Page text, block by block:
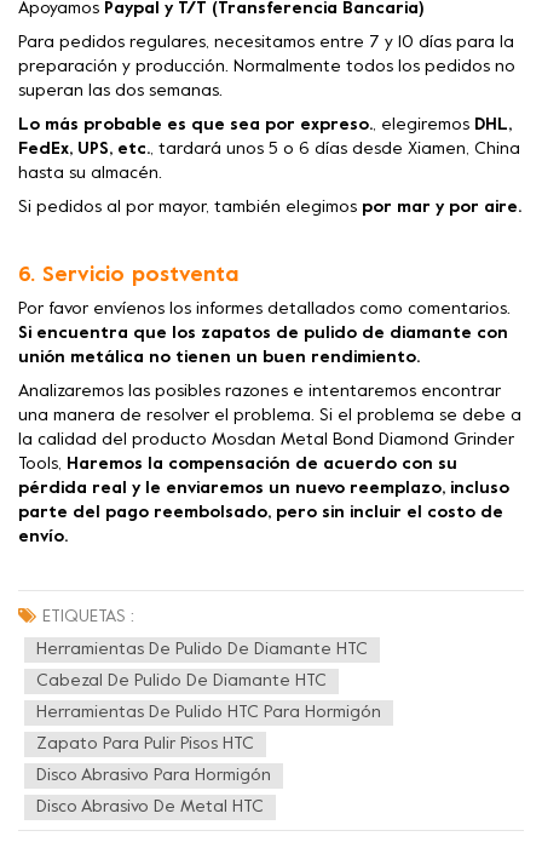
Apoyamos Paypal y T/T (Transferencia Bancaria)
Para pedidos regulares, necesitamos entre 7 y 10 días para la
preparación y producción. Normalmente todos los pedidos no
superan las dos semanas.
Lo más probable es que sea por expreso., elegiremos DHL,
FedEx, UPS, etc., tardará unos 5 o 6 días desde Xiamen, China
hasta su almacén.
Si pedidos al por mayor, también elegimos por mar y por aire.
6. Servicio postventa
Por favor envíenos los informes detallados como comentarios.
Si encuentra que los zapatos de pulido de diamante con
unión metálica no tienen un buen rendimiento.
Analizaremos las posibles razones e intentaremos encontrar
una manera de resolver el problema. Si el problema se debe a
la calidad del producto Mosdan Metal Bond Diamond Grinder
Tools, Haremos la compensación de acuerdo con su
pérdida real y le enviaremos un nuevo reemplazo, incluso
parte del pago reembolsado, pero sin incluir el costo de
envío.
ETIQUETAS :
Herramientas De Pulido De Diamante HTC
Cabezal De Pulido De Diamante HTC
Herramientas De Pulido HTC Para Hormigón
Zapato Para Pulir Pisos HTC
Disco Abrasivo Para Hormigón
Disco Abrasivo De Metal HTC